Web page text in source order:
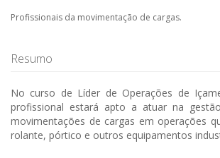
Profissionais da movimentação de cargas.
Resumo
No curso de Líder de Operações de
profissional estará apto a atuar na
movimentações de cargas em operações
rolante, pórtico e outros equipamentos